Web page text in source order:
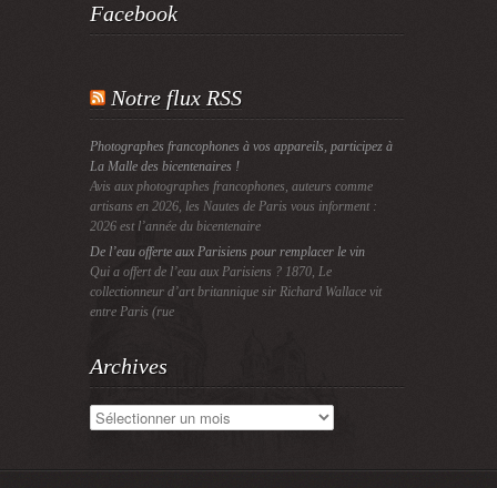
Facebook
Notre flux RSS
Photographes francophones à vos appareils, participez à
La Malle des bicentenaires !
Avis aux photographes francophones, auteurs comme
artisans en 2026, les Nautes de Paris vous informent :
2026 est l’année du bicentenaire
De l’eau offerte aux Parisiens pour remplacer le vin
Qui a offert de l’eau aux Parisiens ? 1870, Le
collectionneur d’art britannique sir Richard Wallace vit
entre Paris (rue
Archives
Archives